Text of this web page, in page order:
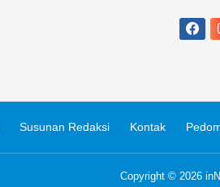
Susunan Redaksi Kontak
Copyright © 2026